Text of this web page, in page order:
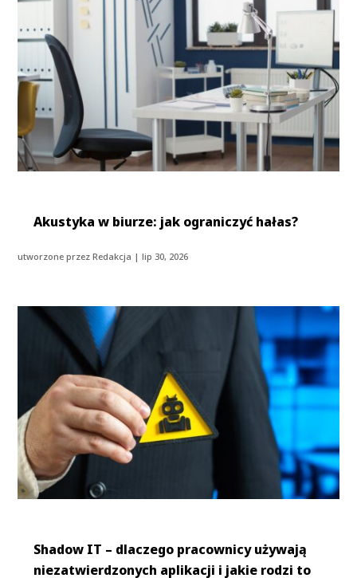
Akustyka w biurze: jak ograniczyć hałas?
utworzone przezRedakcja |lip 30, 2026
Shadow IT – dlaczego pracownicy używają
niezatwierdzonych aplikacji i jakie rodzi to